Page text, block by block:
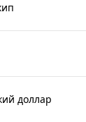
доллар